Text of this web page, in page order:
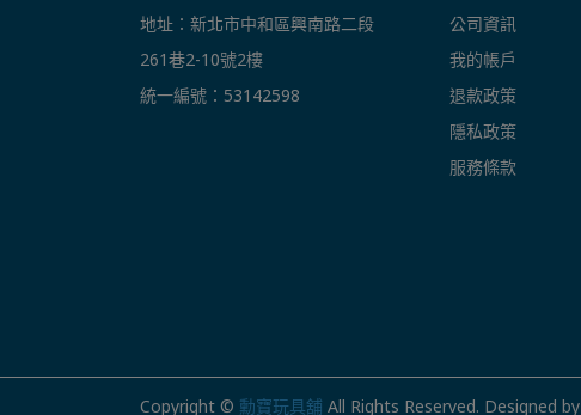
地址：新北市中和區興南路二段
261巷2-10號2樓
統一編號：53142598
公司資訊
我的帳戶
退款政策
隱私政策
服務條款
Copyright © 勳寶玩具舖 All Rights Reserved. Designed by